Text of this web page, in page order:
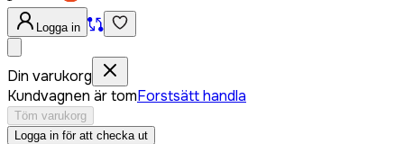
Logga in
Din varukorg
Kundvagnen är tomForstsätt handla
Töm varukorg
Logga in för att checka ut